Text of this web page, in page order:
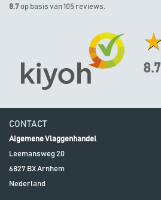
8.7 op basis van 105 reviews.
8.7
CONTACT
Algemene Vlaggenhandel
Leemansweg 20
6827 BXArnhem
Nederland